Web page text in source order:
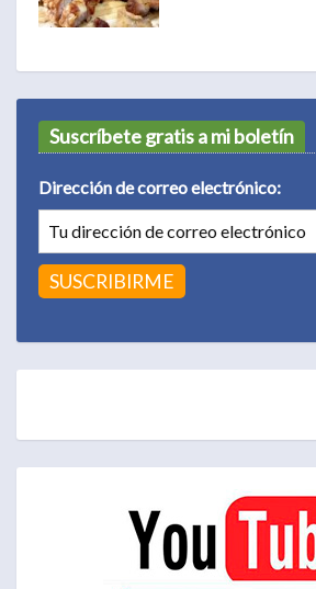
Suscríbete gratis a mi boletín
Dirección de correo electrónico: